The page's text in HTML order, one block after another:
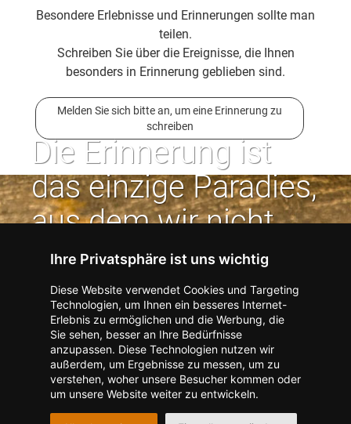
Ihre Privatsphäre ist uns wichtig
Diese Website verwendet Cookies und Targeting
Technologien, um Ihnen ein besseres Internet-
Erlebnis zu ermöglichen und die Werbung, die
Sie sehen, besser an Ihre Bedürfnisse
anzupassen. Diese Technologien nutzen wir
außerdem, um Ergebnisse zu messen, um zu
verstehen, woher unsere Besucher kommen oder
um unsere Website weiter zu entwickeln.
Besondere Erlebnisse und Erinnerungen sollte man
teilen.
Schreiben Sie über die Ereignisse, die Ihnen
besonders in Erinnerung geblieben sind.
Melden Sie sich bitte an, um eine Erinnerung zu
schreiben
Die Erinnerung ist
das einzige Paradies,
aus dem wir nicht
vertrieben werden
können. | Jean Paul
Kontakt zum Verlag aufnehmen Missbrauch melden
Impressum Datenschutz
Barrierefreiheit
Barriere melden
m
A
c
Accessibility-Modus aktivieren
I
m
K
Kontrastmodus aktivieren
Hilfe
eigenes Gedenkportal erstellen